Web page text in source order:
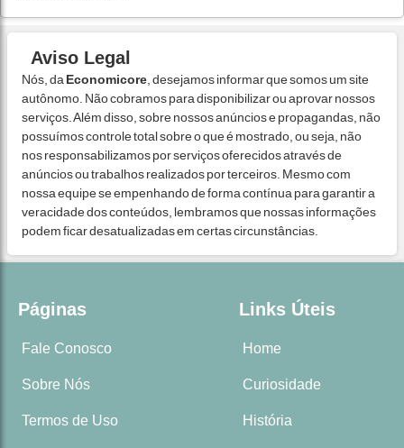
Aviso Legal
Nós, da Economicore , desejamos informar que somos um site
autônomo. Não cobramos para disponibilizar ou aprovar nossos
serviços. Além disso, sobre nossos anúncios e propagandas, não
possuímos controle total sobre o que é mostrado, ou seja, não
nos responsabilizamos por serviços oferecidos através de
anúncios ou trabalhos realizados por terceiros. Mesmo com
nossa equipe se empenhando de forma contínua para garantir a
veracidade dos conteúdos, lembramos que nossas informações
podem ficar desatualizadas em certas circunstâncias.
Páginas
Fale Conosco
Sobre Nós
Termos de Uso
Links Úteis
Home
Curiosidade
História